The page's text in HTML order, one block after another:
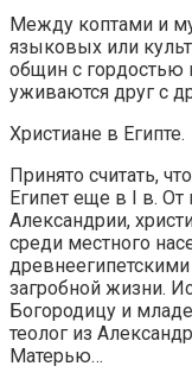
Между коптами и
языковых или
общин с гордостью
уживаются друг с
Христиане в Египте.
Принято считать,
Египет еще в I в.
Александрии,
среди местного
загробной жизни.
Богородицу и
теолог из
Матерью…